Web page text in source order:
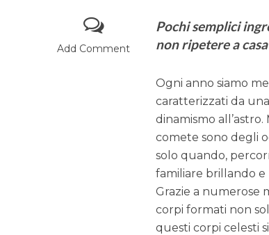
Add Comment
Pochi semplici
non ripetere a
Ogni anno siamo
caratterizzati da
dinamismo
comete sono degli
solo quando,
familiare brillando
Grazie a numerose
corpi formati non
questi corpi celesti